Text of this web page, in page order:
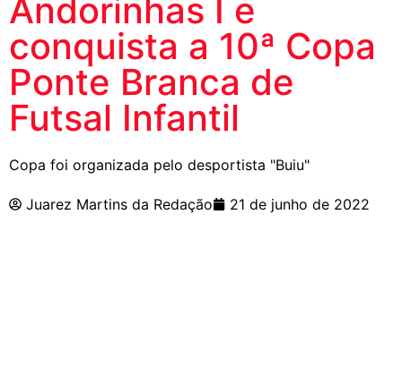
Andorinhas I e
conquista a 10ª Copa
Ponte Branca de
Futsal Infantil
Copa foi organizada pelo desportista "Buiu"
Juarez Martins da Redação 21 de junho de 2022